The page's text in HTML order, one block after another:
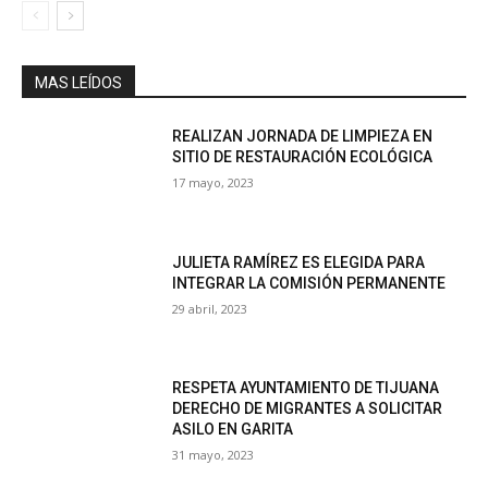
MAS LEÍDOS
REALIZAN JORNADA DE LIMPIEZA EN
SITIO DE RESTAURACIÓN ECOLÓGICA
17 mayo, 2023
JULIETA RAMÍREZ ES ELEGIDA PARA
INTEGRAR LA COMISIÓN PERMANENTE
29 abril, 2023
RESPETA AYUNTAMIENTO DE TIJUANA
DERECHO DE MIGRANTES A SOLICITAR
ASILO EN GARITA
31 mayo, 2023